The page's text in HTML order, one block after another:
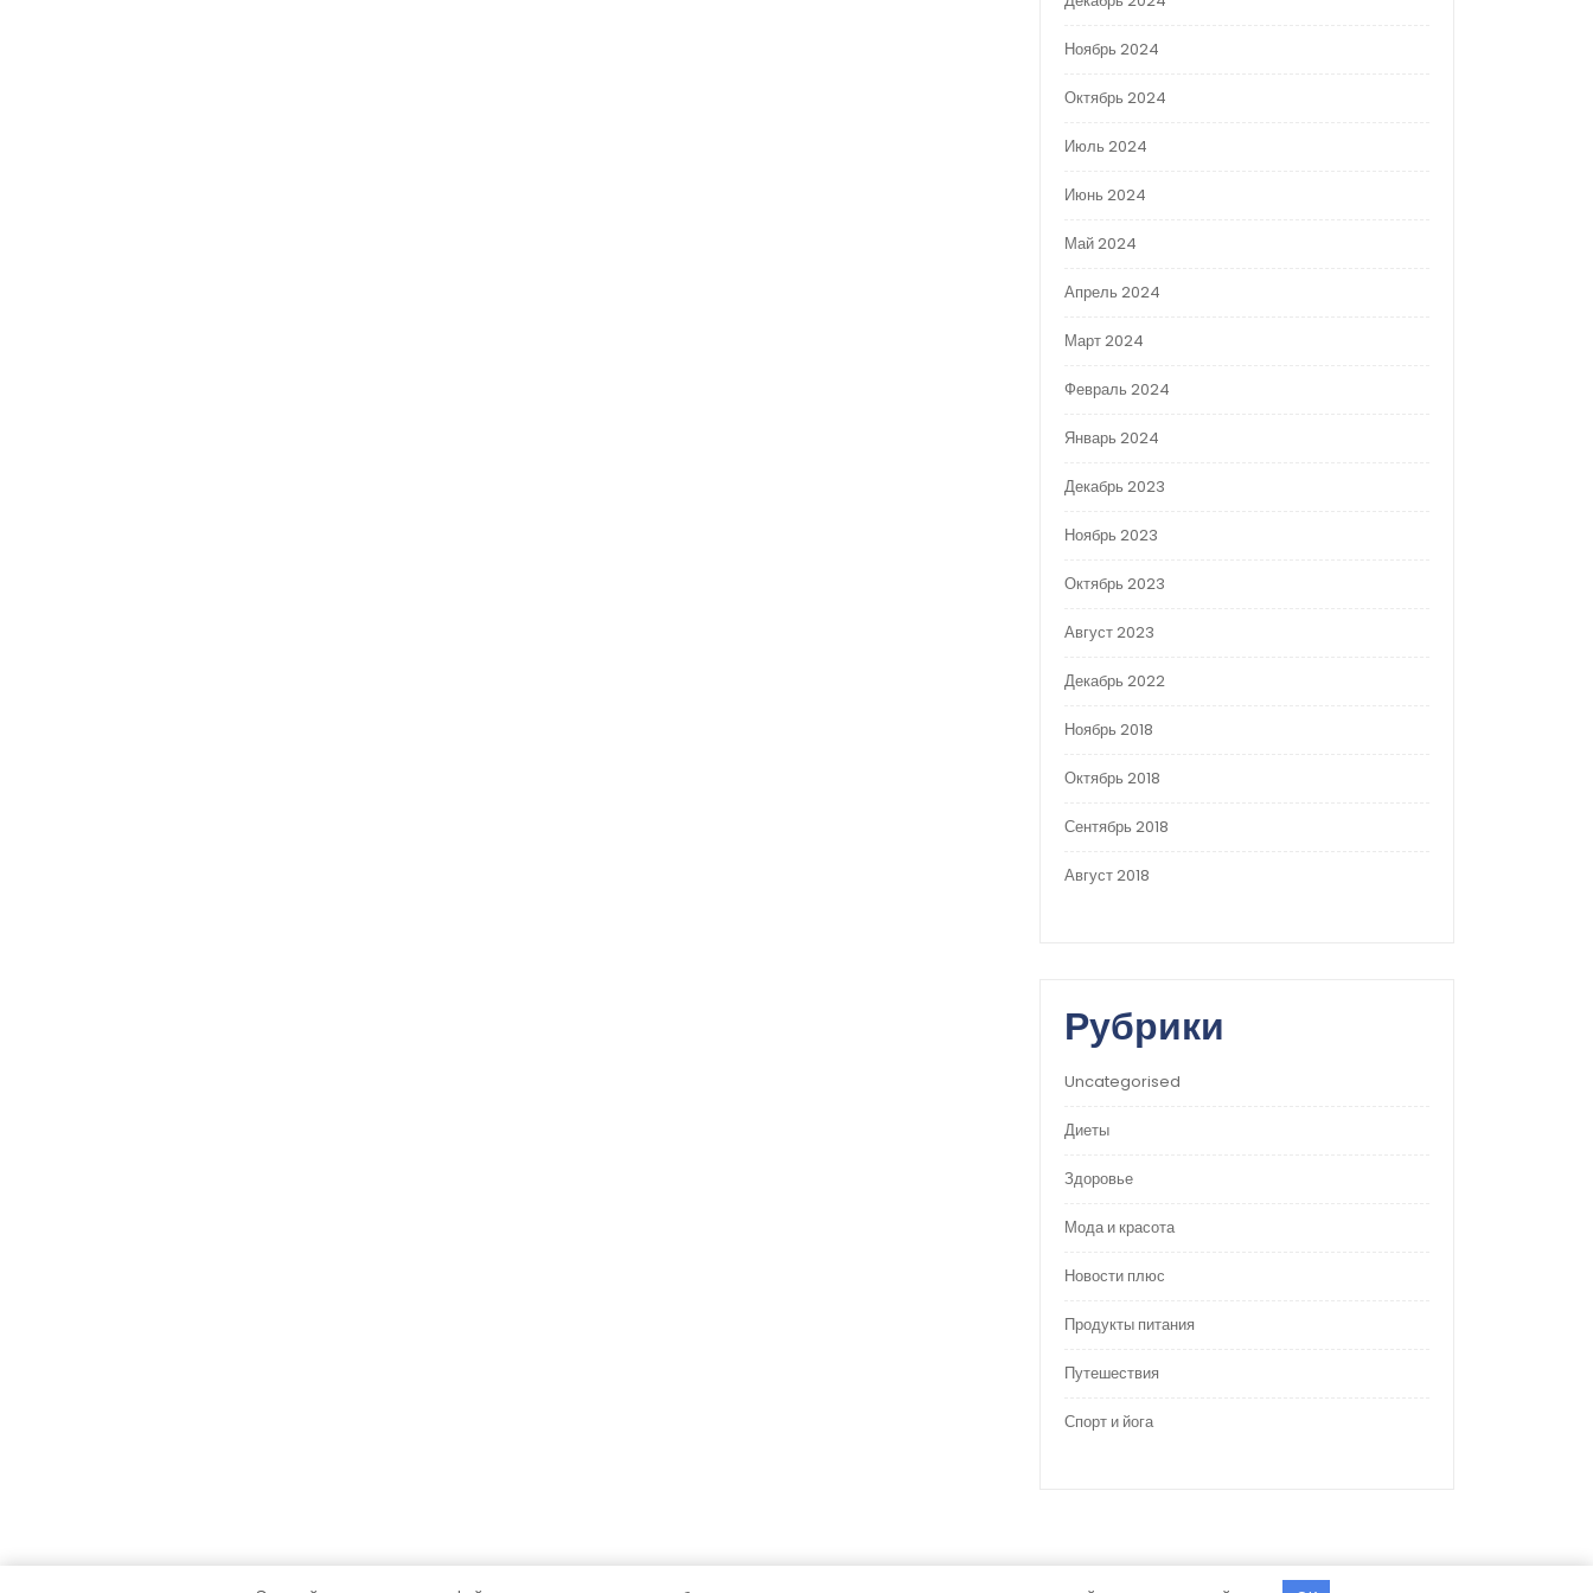
Ноябрь 2024
Октябрь 2024
Июль 2024
Июнь 2024
Май 2024
Апрель 2024
Март 2024
Февраль 2024
Январь 2024
Декабрь 2023
Ноябрь 2023
Октябрь 2023
Август 2023
Декабрь 2022
Ноябрь 2018
Октябрь 2018
Сентябрь 2018
Август 2018
Рубрики
Uncategorised
Диеты
Здоровье
Мода и красота
Новости плюс
Продукты питания
Путешествия
Спорт и йога